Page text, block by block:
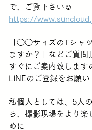
で、ご覧下さい☺️
https://
「◯◯サイズのTシャ
ますか？」などご質問
すぐにご案内致します
LINEのご登録をお願い
私個人としては、5人
ら、撮影現場をより楽
めに